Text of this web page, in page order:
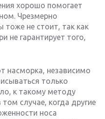
хорошо помогает
Чрезмерно
тоже не стоит, так как
не гарантирует того,
насморка, независимо
только
к такому методу
случае, когда другие
носа